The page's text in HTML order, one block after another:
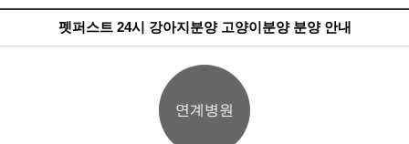
펫퍼스트 24시 강아지분양 고양이분양 분양 안내
연계병원